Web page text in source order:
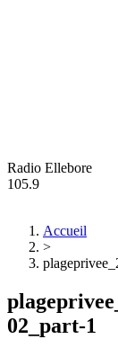
Radio Ellebore
105.9
Accueil
>
02_part-1